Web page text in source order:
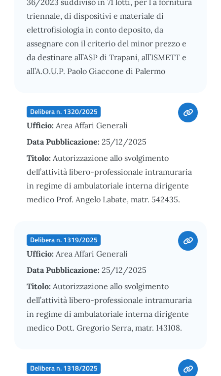
triennale, di dispositivi e materiale di
elettrofisiologia in conto deposito, da
assegnare con il criterio del minor prezzo e
da destinare all’ASP di Trapani, all’ISMETT e
all’A.O.U.P. Paolo Giaccone di Palermo
Delibera n. 1320/2025
Ufficio: Area Affari Generali
Data Pubblicazione: 25/12/2025
Titolo: Autorizzazione allo svolgimento
dell’attività libero-professionale intramuraria
in regime di ambulatoriale interna dirigente
medico Prof. Angelo Labate, matr. 542435.
Delibera n. 1319/2025
Ufficio: Area Affari Generali
Data Pubblicazione: 25/12/2025
Titolo: Autorizzazione allo svolgimento
dell’attività libero-professionale intramuraria
in regime di ambulatoriale interna dirigente
medico Dott. Gregorio Serra, matr. 143108.
Delibera n. 1318/2025